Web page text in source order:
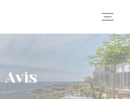
en matière de cookies
Avis